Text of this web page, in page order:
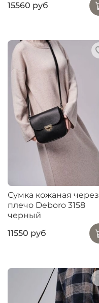
15560 руб
Сумка кожаная через
плечо Deboro 3158
черный
11550 руб